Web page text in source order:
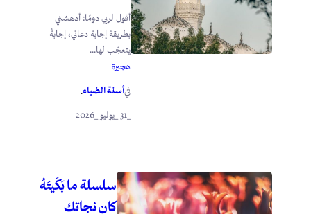
أقول لربي دومًا: أدهشني
بطريقة إجابة دعائي، إجابةً
يتعجّب لها...
هجيرة
فيأسنة الضياء.
سلسلة ما بَكَيتَهُ
كان نجاتك